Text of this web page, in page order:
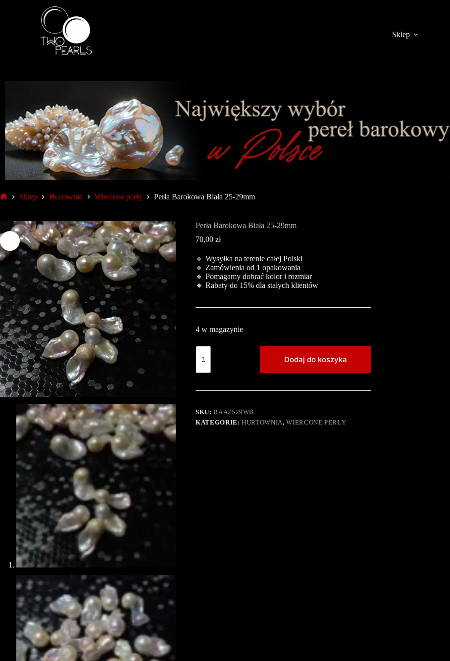
Sklep
Sklep Hurtownia Wiercone perły Perła Barokowa Biała 25-29mm
Perła Barokowa Biała 25-29mm
70,00 zł
🔸 Wysyłka na terenie całej Polski
🔸 Zamówienia od 1 opakowania
🔸 Pomagamy dobrać kolor i rozmiar
🔸 Rabaty do 15% dla stałych klientów
4 w magazynie
Dodaj do koszyka
SKU:BAA2529WB
KATEGORIE:HURTOWNIA,WIERCONE PERŁY